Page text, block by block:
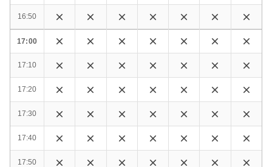
16:50
17:00
17:10
17:20
17:30
17:40
17:50